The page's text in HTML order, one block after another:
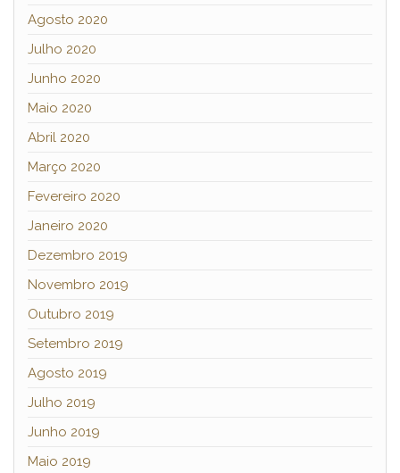
Agosto 2020
Julho 2020
Junho 2020
Maio 2020
Abril 2020
Março 2020
Fevereiro 2020
Janeiro 2020
Dezembro 2019
Novembro 2019
Outubro 2019
Setembro 2019
Agosto 2019
Julho 2019
Junho 2019
Maio 2019